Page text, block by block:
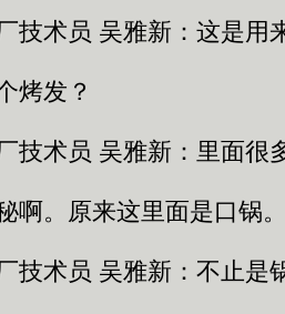
术员 吴雅新：这是用
发？
术员 吴雅新：里面很
。原来这里面是口锅
术员 吴雅新：不止是